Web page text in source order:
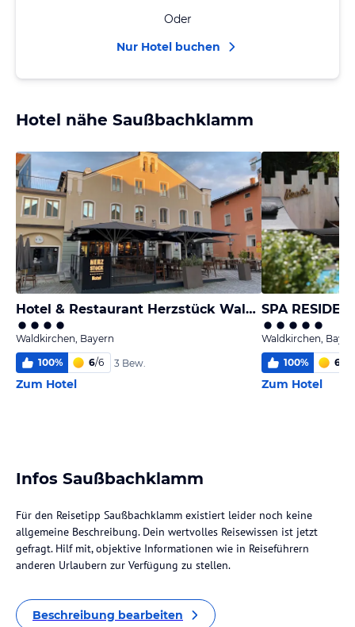
Oder
Nur Hotel buchen
Hotel nähe Saußbachklamm
Hotel & Restaurant Herzstück Waldkirchen
Waldkirchen, Bayern
100% 6/6 3 Bew.
Zum Hotel
SPA
Waldkirchen,
100% 6,0
Zum Hotel
Infos Saußbachklamm
Für den Reisetipp Saußbachklamm existiert leider noch keine
allgemeine Beschreibung. Dein wertvolles Reisewissen ist jetzt
gefragt. Hilf mit, objektive Informationen wie in Reiseführern
anderen Urlaubern zur Verfügung zu stellen.
Beschreibung bearbeiten